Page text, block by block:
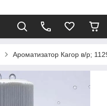
Ароматизатор Кагор в/р;